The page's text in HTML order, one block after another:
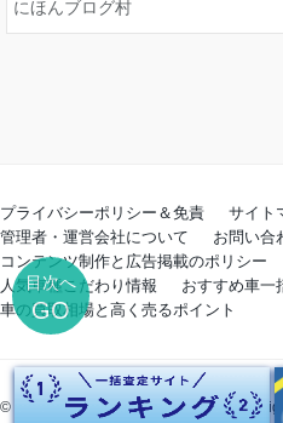
にほんブログ村
目次へ
GO
プライバシーポリシー＆免責
サイト
管理者・運営会社について
お問い合
コンテンツ制作と広告掲載のポリシー
人気車種こだわり情報
おすすめ車一
車の買取相場と高く売るポイント
© Copyright 2026 車一括査定の窓口. All